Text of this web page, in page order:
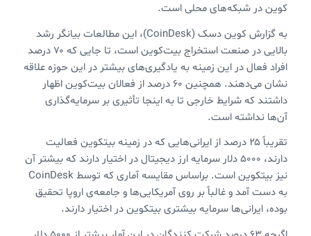
کوین در شبکه‌های محلی است.
به گزارش کوین دسک (CoinDesk)، این مطالعات بیانگر رشد
بالایی در صنعت استخراج بیت‌کوین است، تا جایی که ۷۰ درصد
افراد فعال در این زمینه به یاد‌گیری‌های بیشتر در این حوزه علاقه
نشان می‌دهند. همچنین ۶۰ درصد از فعالان بیت‌کوین اظهار
داشتند که شرایط خارجی تا به اینجا تأثیری بر سرمایه‌گذاری
آن‌ها نداشته است.
تقریباً ۲۵ درصد از ایرانی‌هایی که در زمینه بیتکوین فعالیت
دارند، ۵۰۰۰ دلار سرمایه ارز دیجیتال در اختیار دارند که بیشتر آن
نیز بیتکوین است. براساس مقایسه آماری که توسط CoinDesk
به دست آمد و غالباً بر روی آمریکایی‌ها و جامعه‌ی اروپا تحقیق
بوده، ایرانی‌ها سرمایه بیشتری بیتکوین در اختیار دارند.